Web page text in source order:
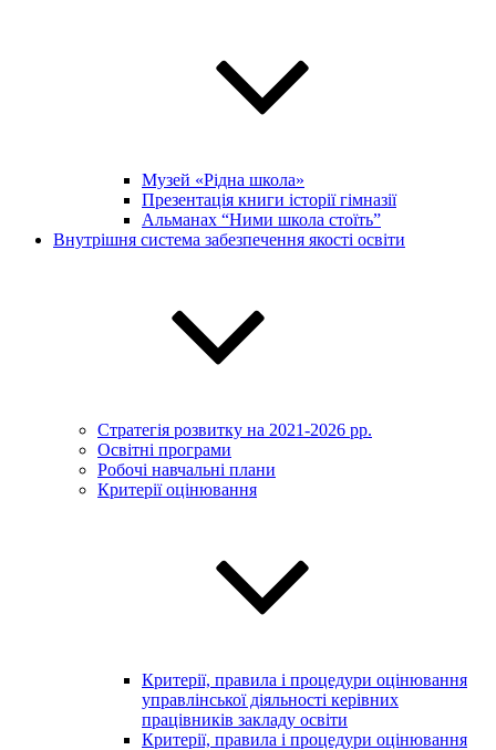
Музей «Рідна школа»
Презентація книги історії гімназії
Альманах “Ними школа стоїть”
Внутрішня система забезпечення якості освіти
Стратегія розвитку на 2021-2026 рр.
Освітні програми
Робочі навчальні плани
Критерії оцінювання
Критерії, правила і процедури оцінювання
управлінської діяльності керівних
працівників закладу освіти
Критерії, правила і процедури оцінювання